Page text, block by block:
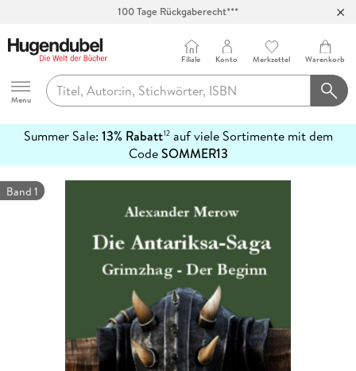
100 Tage Rückgaberecht***
Hugendubel
Menu
Filiale Konto Merkzettel Warenkorb
Summer Sale: 13% Rabatt12auf viele Sortimente mit dem
CodeSOMMER13
erfahren
Band 1